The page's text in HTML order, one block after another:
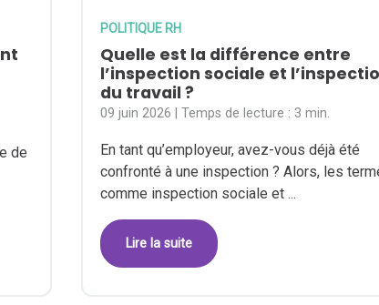
de
POLITIQUE RH
Quelle est la différence entre
l’inspection sociale et
du travail ?
09 juin 2026 | Temps de lecture : 3 min.
En tant qu’employeur, avez-vous déjà été
confronté à une inspection ? Alors, les
comme inspection sociale et ...
Lire la suite